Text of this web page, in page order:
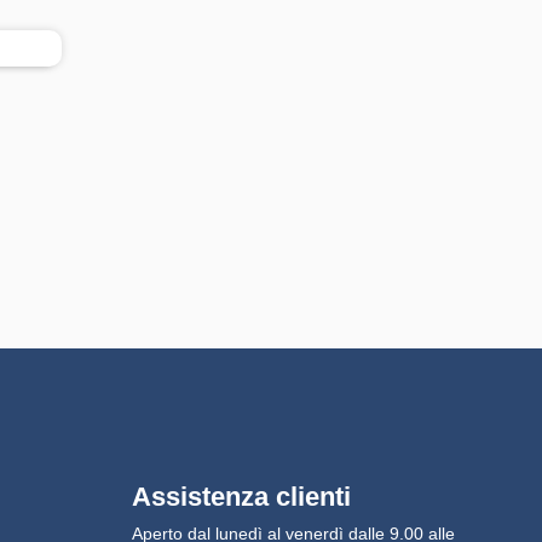
Assistenza clienti
Aperto dal lunedì al venerdì dalle 9.00 alle